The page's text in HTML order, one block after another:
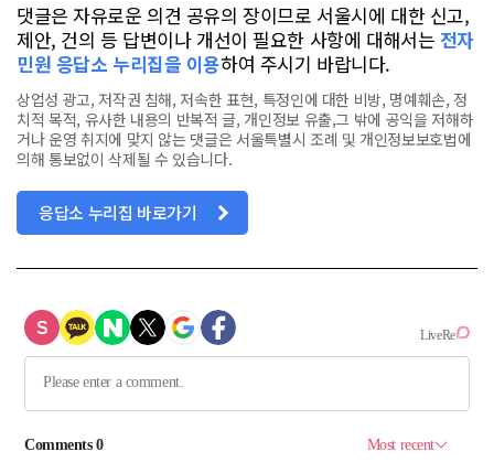
댓글은 자유로운 의견 공유의 장이므로 서울시에 대한 신고,
제안, 건의 등 답변이나 개선이 필요한 사항에 대해서는 전자
민원 응답소 누리집을 이용하여 주시기 바랍니다.
상업성 광고, 저작권 침해, 저속한 표현, 특정인에 대한 비방, 명예훼손, 정
치적 목적, 유사한 내용의 반복적 글, 개인정보 유출,그 밖에 공익을 저해하
거나 운영 취지에 맞지 않는 댓글은 서울특별시 조례 및 개인정보보호법에
의해 통보없이 삭제될 수 있습니다.
응답소 누리집 바로가기